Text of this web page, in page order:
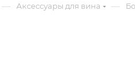
— Аксессуары для вина —